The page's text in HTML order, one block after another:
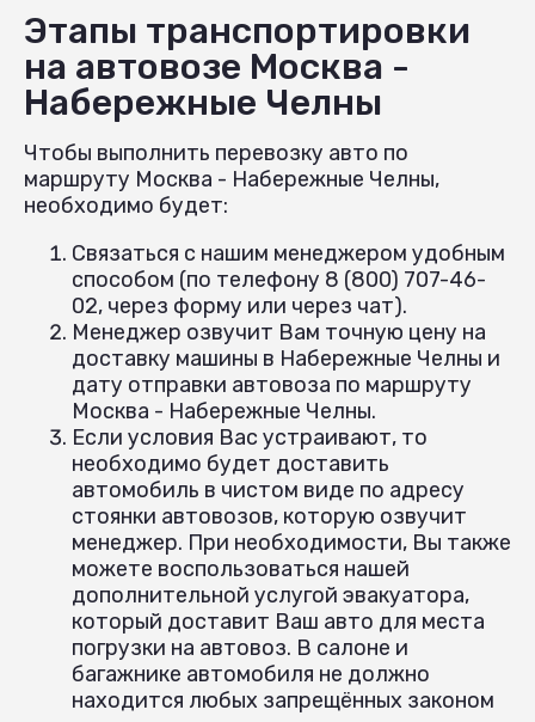
Этапы транспортировки
на автовозе Москва -
Набережные Челны
Чтобы выполнить перевозку авто по
маршруту Москва - Набережные Челны,
необходимо будет:
Связаться с нашим менеджером удобным
способом (по телефону 8 (800) 707-46-
02, через форму или через чат).
Менеджер озвучит Вам точную цену на
доставку машины в Набережные Челны и
дату отправки автовоза по маршруту
Москва - Набережные Челны.
Если условия Вас устраивают, то
необходимо будет доставить
автомобиль в чистом виде по адресу
стоянки автовозов, которую озвучит
менеджер. При необходимости, Вы также
можете воспользоваться нашей
дополнительной услугой эвакуатора,
который доставит Ваш авто для места
погрузки на автовоз. В салоне и
багажнике автомобиля не должно
находится любых запрещённых законом